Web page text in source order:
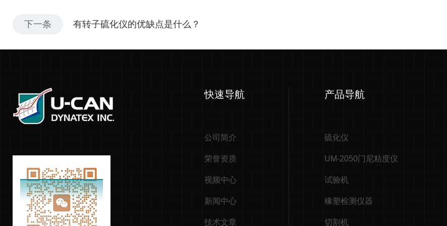
下一条 有转子硫化仪的优缺点是什么？
快速导航
公司简介
荣誉资质
视频中心
新闻中心
技术文章
产品导航
硫化仪
UM-2050门尼粘度仪
试验机
橡塑检测仪器
切割机